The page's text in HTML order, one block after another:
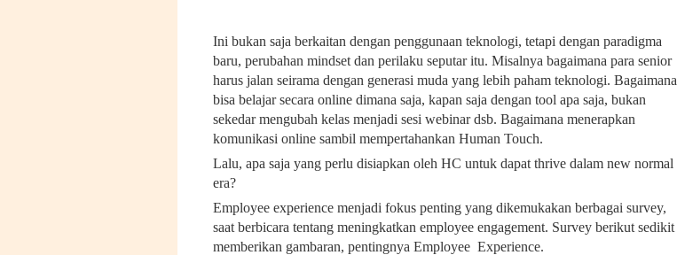
Ini bukan saja berkaitan dengan penggunaan teknologi, tetapi dengan paradigma
baru, perubahan mindset dan perilaku seputar itu. Misalnya bagaimana para senior
harus jalan seirama dengan generasi muda yang lebih paham teknologi. Bagaimana
bisa belajar secara online dimana saja, kapan saja dengan tool apa saja, bukan
sekedar mengubah kelas menjadi sesi webinar dsb. Bagaimana menerapkan
komunikasi online sambil mempertahankan Human Touch.
Lalu, apa saja yang perlu disiapkan oleh HC untuk dapat thrive dalam new normal
era?
Employee experience menjadi fokus penting yang dikemukakan berbagai survey,
saat berbicara tentang meningkatkan employee engagement. Survey berikut sedikit
memberikan gambaran, pentingnya Employee Experience.